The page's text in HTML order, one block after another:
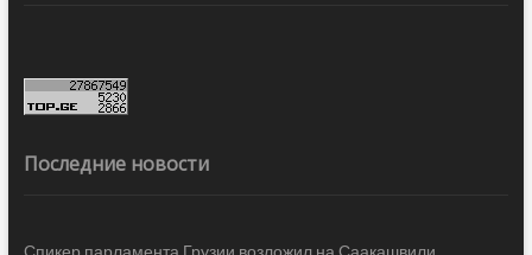
Последние новости
Спикер парламента Грузии возложил на Саакашвили